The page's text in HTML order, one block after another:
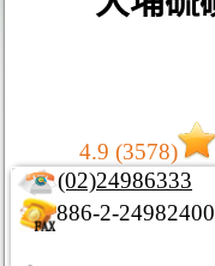
4.9 (3578)
(02)24986333
886-2-24982400